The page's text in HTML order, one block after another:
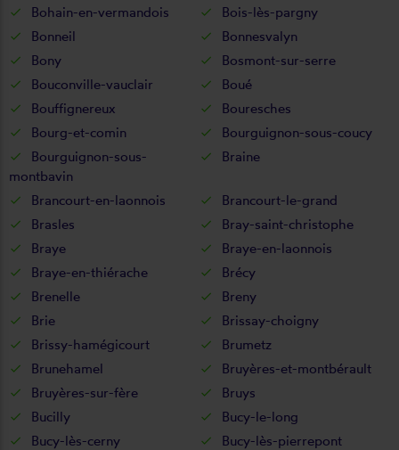
Bohain-en-vermandois
Bois-lès-pargny
Bonneil
Bonnesvalyn
Bony
Bosmont-sur-serre
Bouconville-vauclair
Boué
Bouffignereux
Bouresches
Bourg-et-comin
Bourguignon-sous-coucy
Bourguignon-sous-
montbavin
Braine
Brancourt-en-laonnois
Brancourt-le-grand
Brasles
Bray-saint-christophe
Braye
Braye-en-laonnois
Braye-en-thiérache
Brécy
Brenelle
Breny
Brie
Brissay-choigny
Brissy-hamégicourt
Brumetz
Brunehamel
Bruyères-et-montbérault
Bruyères-sur-fère
Bruys
Bucilly
Bucy-le-long
Bucy-lès-cerny
Bucy-lès-pierrepont